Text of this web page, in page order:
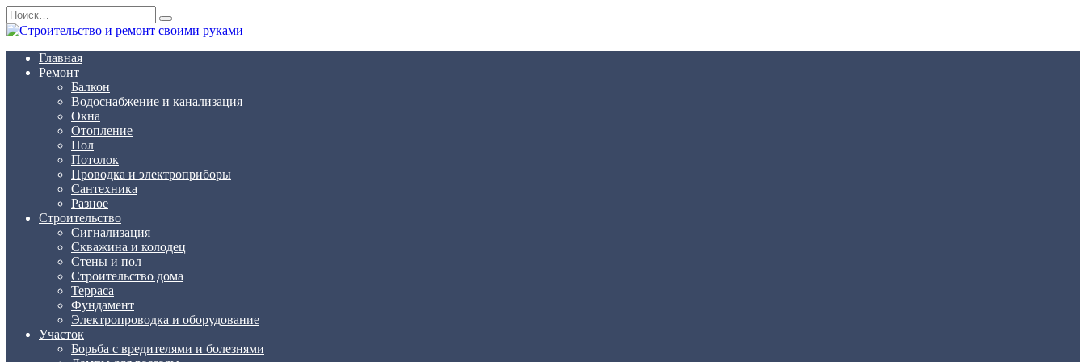
Перейти
к
содержанию
Search
for:
Главная
Ремонт
Балкон
Водоснабжение и канализация
Окна
Отопление
Пол
Потолок
Проводка и электроприборы
Сантехника
Разное
Строительство
Сигнализация
Скважина и колодец
Стены и пол
Строительство дома
Терраса
Фундамент
Электропроводка и оборудование
Участок
Борьба с вредителями и болезнями